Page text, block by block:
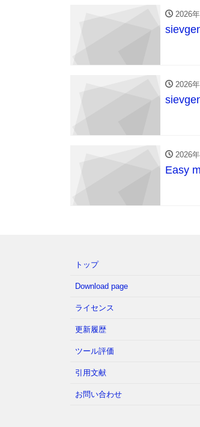
2026
2026
2026
Easy
トップ
Download page
ライセンス
更新履歴
ツール評価
引用文献
お問い合わせ